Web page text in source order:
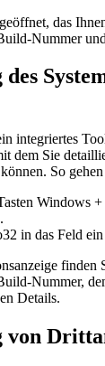
das
Nummer
des
integriertes
dem Sie
So
Windows
in das Feld
finden
Nummer,
Details.
von